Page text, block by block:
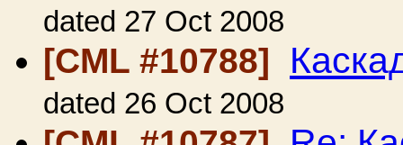
dated 27 Oct 2008
[CML #10788]
dated 26 Oct 2008